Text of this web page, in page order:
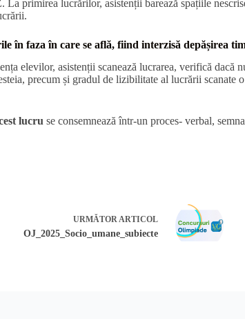
La primirea lucrărilor, asistenții barează spațiile
în faza în care se află, fiind interzisă depășirea
elevilor, asistenții scanează lucrarea, verifică
precum și gradul de lizibilitate al lucrării
lucru se consemnează într-un proces- verbal,
URMĂTOR ARTICOL
OJ_2025_Socio_umane_subiecte